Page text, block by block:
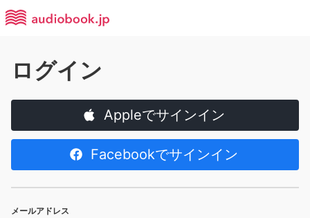
ログイン
Appleでサインイン
Facebookでサインイン
メールアドレス